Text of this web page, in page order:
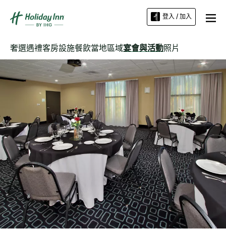
登入 / 加入
奢選遇禮客房設施餐飲當地區域宴會與活動照片